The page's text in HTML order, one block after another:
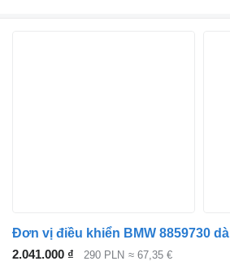
2.041.000 ₫ 290 PLN ≈ 67,35 €